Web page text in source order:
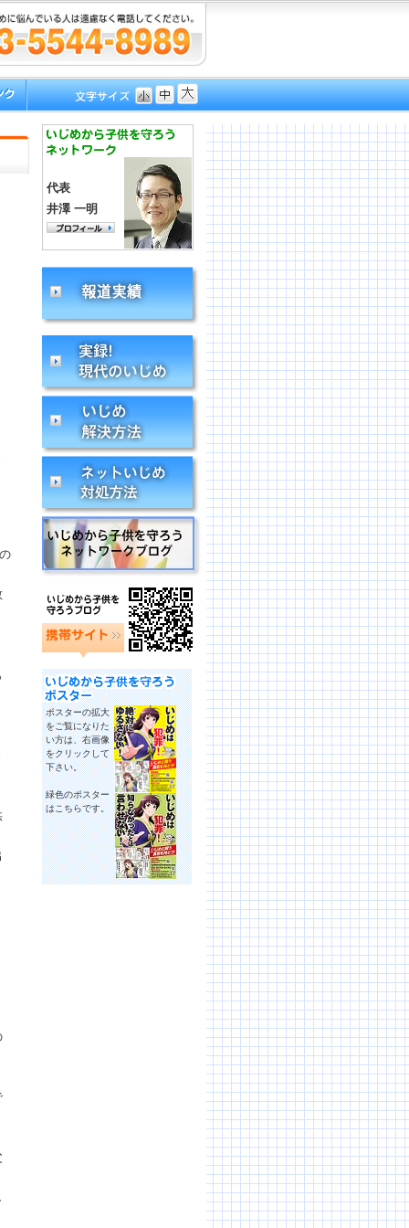
代表
井澤 一明
ポスターの拡大
をご覧になりた
い方は、右画像
をクリックして
下さい。
緑色のポスター
はこちらです。